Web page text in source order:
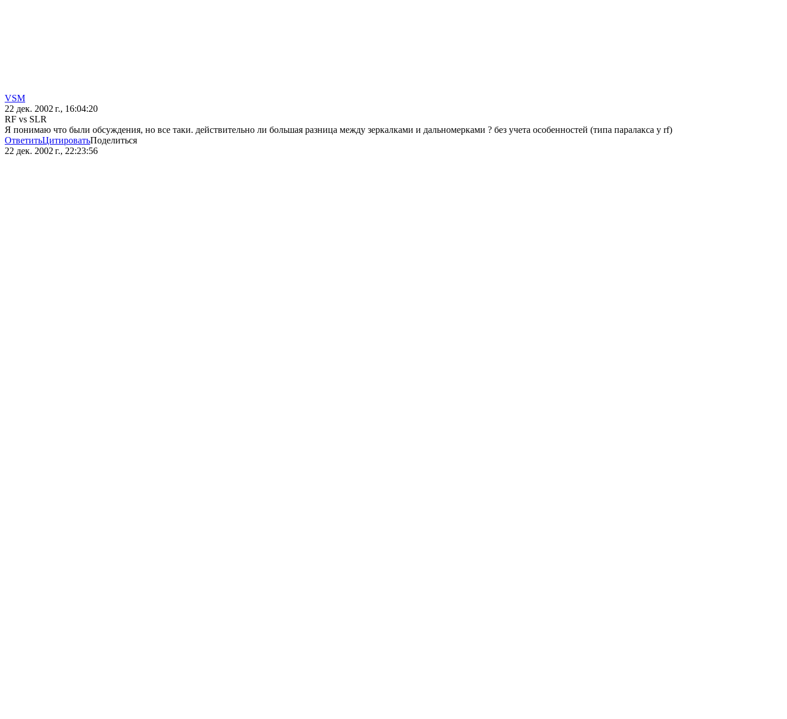
VSM
22 дек. 2002 г., 16:04:20
RF vs SLR
Я понимаю что были обсуждения, но все таки. действительно ли большая разница между зеркалками и дальномерками ? без учета особенностей (типа паралакса у rf)
ОтветитьЦитироватьПоделиться
22 дек. 2002 г., 22:23:56